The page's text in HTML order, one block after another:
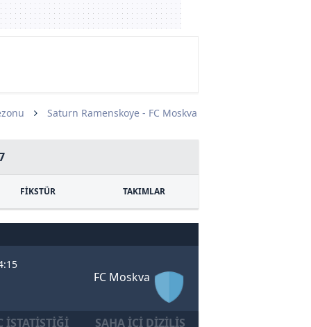
Saturn Ramenskoye - FC Moskva
FİKSTÜR TAKIMLAR
FC Moskva
İSTATISTIĞI SAHA İÇI DIZILIŞ